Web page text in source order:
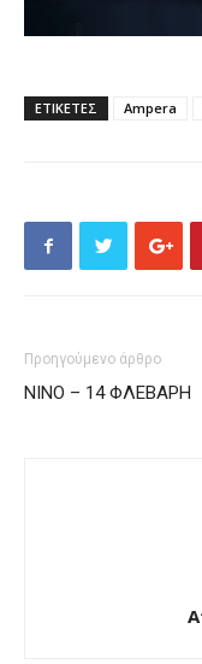
ΕΤΙΚΕΤΕΣ Ampera
Προηγούμενο άρθρο
ΝΙΝΟ – 14 ΦΛΕΒΑΡΗ